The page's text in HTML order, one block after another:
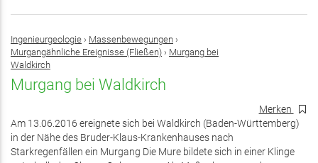
Ingenieurgeologie › Massenbewegungen ›
Murgangähnliche Ereignisse (Fließen) › Murgang bei
Waldkirch
Murgang bei Waldkirch
Merken
Am 13.06.2016 ereignete sich bei Waldkirch (Baden-Württemberg)
in der Nähe des Bruder-Klaus-Krankenhauses nach
Starkregenfällen ein Murgang Die Mure bildete sich in einer Klinge